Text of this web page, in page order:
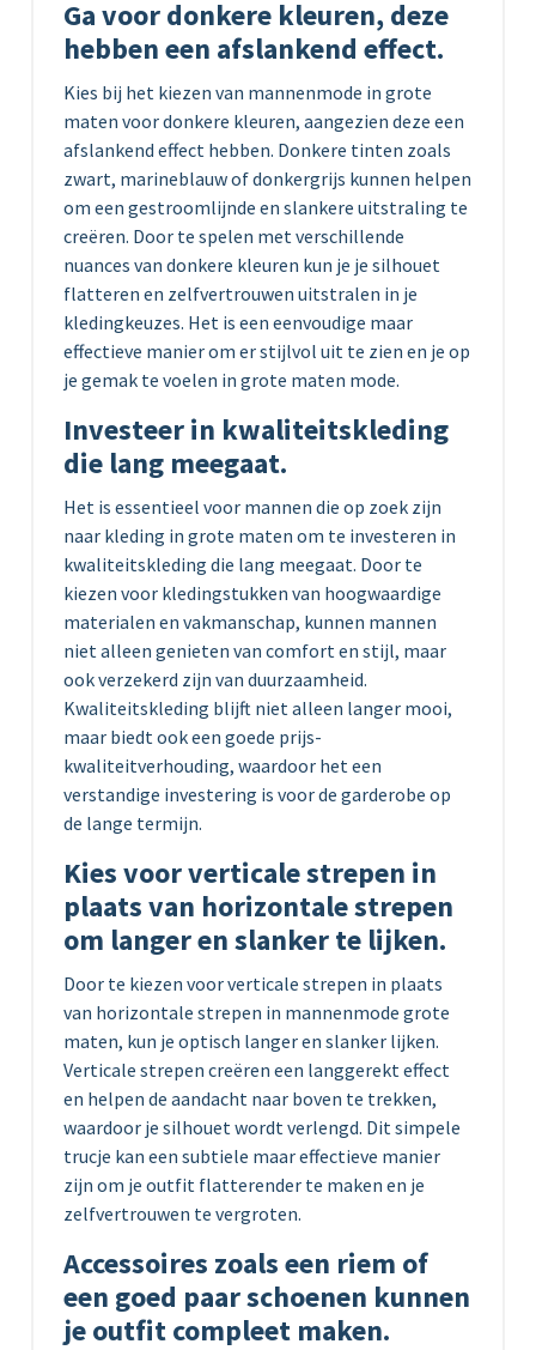
Ga voor donkere kleuren, deze
hebben een afslankend effect.
Kies bij het kiezen van mannenmode in grote
maten voor donkere kleuren, aangezien deze een
afslankend effect hebben. Donkere tinten zoals
zwart, marineblauw of donkergrijs kunnen helpen
om een gestroomlijnde en slankere uitstraling te
creëren. Door te spelen met verschillende
nuances van donkere kleuren kun je je silhouet
flatteren en zelfvertrouwen uitstralen in je
kledingkeuzes. Het is een eenvoudige maar
effectieve manier om er stijlvol uit te zien en je op
je gemak te voelen in grote maten mode.
Investeer in kwaliteitskleding
die lang meegaat.
Het is essentieel voor mannen die op zoek zijn
naar kleding in grote maten om te investeren in
kwaliteitskleding die lang meegaat. Door te
kiezen voor kledingstukken van hoogwaardige
materialen en vakmanschap, kunnen mannen
niet alleen genieten van comfort en stijl, maar
ook verzekerd zijn van duurzaamheid.
Kwaliteitskleding blijft niet alleen langer mooi,
maar biedt ook een goede prijs-
kwaliteitverhouding, waardoor het een
verstandige investering is voor de garderobe op
de lange termijn.
Kies voor verticale strepen in
plaats van horizontale strepen
om langer en slanker te lijken.
Door te kiezen voor verticale strepen in plaats
van horizontale strepen in mannenmode grote
maten, kun je optisch langer en slanker lijken.
Verticale strepen creëren een langgerekt effect
en helpen de aandacht naar boven te trekken,
waardoor je silhouet wordt verlengd. Dit simpele
trucje kan een subtiele maar effectieve manier
zijn om je outfit flatterender te maken en je
zelfvertrouwen te vergroten.
Accessoires zoals een riem of
een goed paar schoenen kunnen
je outfit compleet maken.